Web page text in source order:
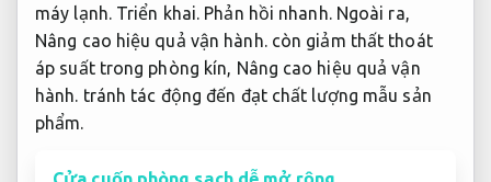
máy lạnh. Triển khai. Phản hồi nhanh.Ngoài ra,
Nâng cao hiệu quả vận hành.còn giảm thất thoát
áp suất trong phòng kín, Nâng cao hiệu quả vận
hành. tránh tác động đến đạt chất lượng mẫu sản
phẩm.